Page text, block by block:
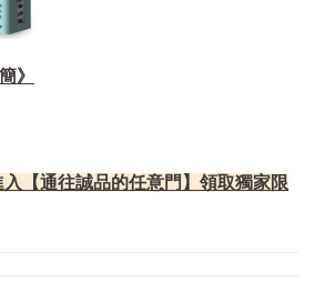
》
【通往誠品的任意門】領取獨家限